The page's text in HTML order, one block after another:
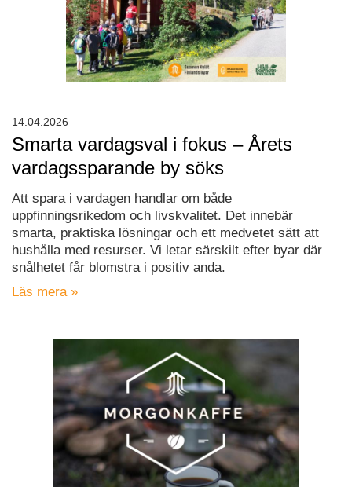
Smarta vardagsval i fokus – Årets
vardagssparande by söks
Att spara i vardagen handlar om både
uppfinningsrikedom och livskvalitet. Det innebär
smarta, praktiska lösningar och ett medvetet sätt att
hushålla med resurser. Vi letar särskilt efter byar där
snålhetet får blomstra i positiv anda.
Läs mera »
14.04.2026